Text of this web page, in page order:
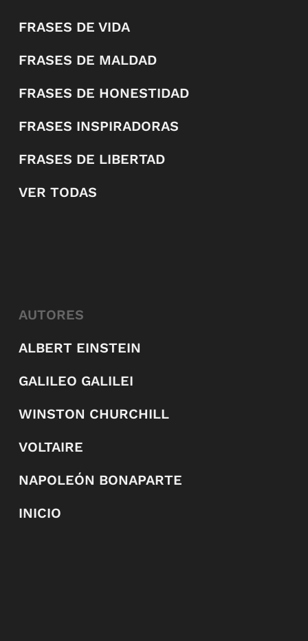
FRASES DE VIDA
FRASES DE MALDAD
FRASES DE HONESTIDAD
FRASES INSPIRADORAS
FRASES DE LIBERTAD
VER TODAS
AUTORES
ALBERT EINSTEIN
GALILEO GALILEI
WINSTON CHURCHILL
VOLTAIRE
NAPOLEÓN BONAPARTE
INICIO